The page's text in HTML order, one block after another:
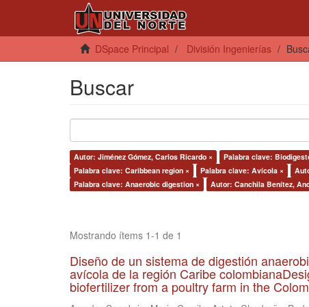
DSpace Principal División Ingenierías
Buscar
Autor: Jiménez Gómez, Carlos Ricardo × Palabra clave:
Palabra clave: Caribbean region ×
Palabra clave: Avícola ×
Palabra clave: Anaerobic digestion ×
Autor: Canchila Benítez,
Mostrando ítems 1-1 de 1
Diseño de un sistema de digestión
avícola de la región Caribe
biofertilizer from a poultry farm in the